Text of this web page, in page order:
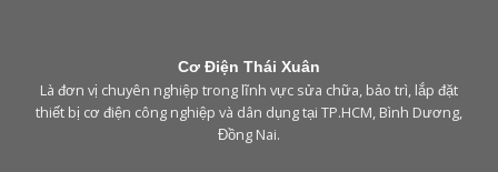
Cơ Điện Thái Xuân
Là đơn vị chuyên nghiệp trong lĩnh vực sửa chữa, bảo trì, lắp đặt
thiết bị cơ điện công nghiệp và dân dụng tại TP.HCM, Bình Dương,
Đồng Nai.